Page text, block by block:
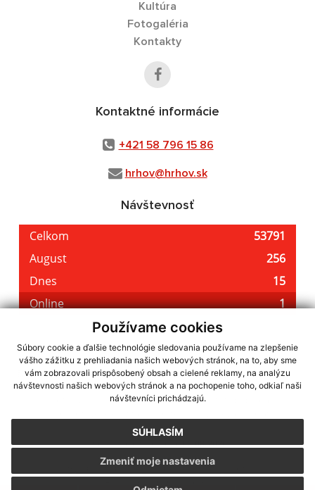
Používame cookies
Súbory cookie a ďalšie technológie sledovania používame na zlepšenie
vášho zážitku z prehliadania našich webových stránok, na to, aby sme
vám zobrazovali prispôsobený obsah a cielené reklamy, na analýzu
návštevnosti našich webových stránok a na pochopenie toho, odkiaľ naši
návštevníci prichádzajú.
SÚHLASÍM
Zmeniť moje nastavenia
Kultúra
Fotogaléria
Kontakty
Kontaktné informácie
+421 58 796 15 86
hrhov@hrhov.sk
Návštevnosť
využite možnosť získavania aktuálnych informácií s využitím RSS
CMS systém (redakčný) systém ECHELON 2,Mapa stránok,web portál
webex.digital, s.r.o.,domény,registrácia domény
Posledná aktualizácia:06.08.2026
Vytlačiť stránku|Vyhlásenie o prístupnosti